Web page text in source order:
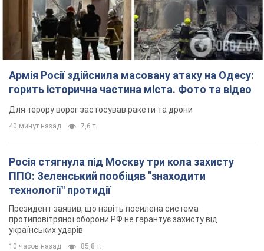
Армія Росії здійснила масовану атаку на Одесу:
горить історична частина міста. Фото та відео
Для терору ворог застосував ракети та дрони
40 минут назад 7,6 т.
Росія стягнула під Москву три кола захисту
ППО: Зеленський пообіцяв "знаходити
технології" протидії
Президент заявив, що навіть посилена система
протиповітряної оборони РФ не гарантує захисту від
українських ударів
10 часов назад 85,8 т.